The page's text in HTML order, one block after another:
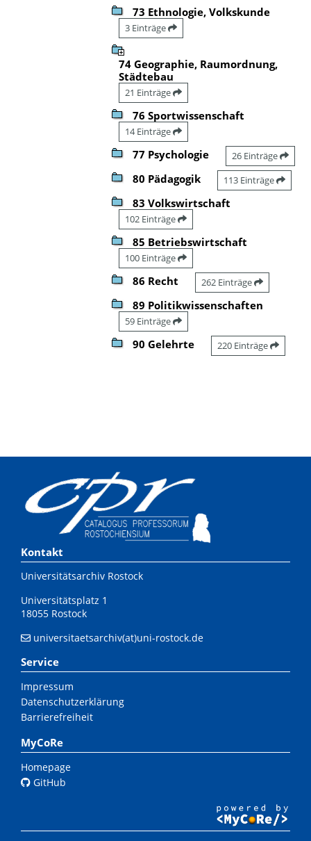
73 Ethnologie, Volkskunde
3 Einträge
74 Geographie, Raumordnung,
Städtebau
21 Einträge
76 Sportwissenschaft
14 Einträge
77 Psychologie 26 Einträge
80 Pädagogik 113 Einträge
83 Volkswirtschaft
102 Einträge
85 Betriebswirtschaft
100 Einträge
86 Recht 262 Einträge
89 Politikwissenschaften
59 Einträge
90 Gelehrte 220 Einträge
Kontakt
Universitätsarchiv Rostock
Universitätsplatz 1
18055 Rostock
universitaetsarchiv(at)uni-rostock.de
Service
Impressum
Datenschutzerklärung
Barrierefreiheit
MyCoRe
Homepage
GitHub